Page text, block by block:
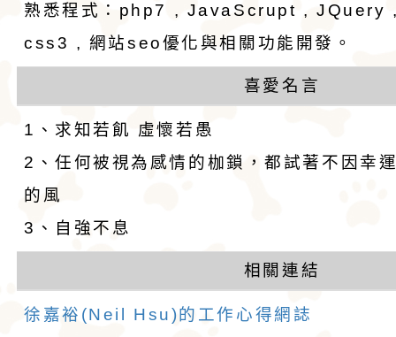
熟悉程式：php7 , JavaScrupt ,
css3 , 網站seo優化與相關功能開發。
喜愛名言
1、求知若飢 虛懷若愚
2、任何被視為感情的枷鎖，都試著不因幸
的風
3、自強不息
相關連結
徐嘉裕(Neil Hsu)的工作心得網誌